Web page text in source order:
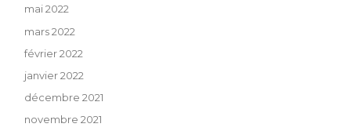
mai 2022
mars 2022
février 2022
janvier 2022
décembre 2021
novembre 2021